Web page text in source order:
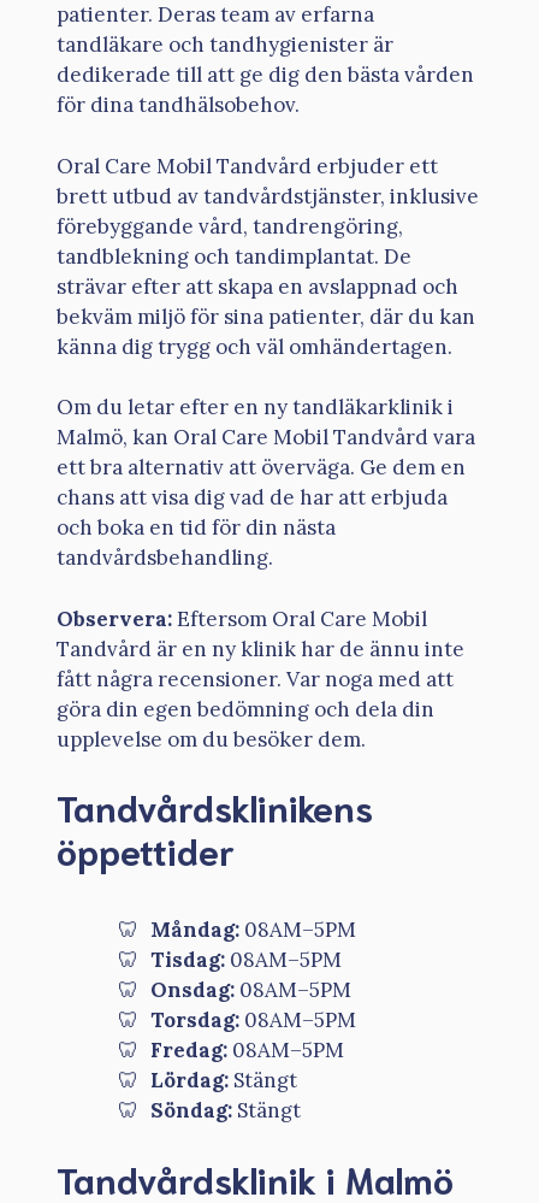
patienter. Deras team av erfarna
tandläkare och tandhygienister är
dedikerade till att ge dig den bästa vården
för dina tandhälsobehov.
Oral Care Mobil Tandvård erbjuder ett
brett utbud av tandvårdstjänster, inklusive
förebyggande vård, tandrengöring,
tandblekning och tandimplantat. De
strävar efter att skapa en avslappnad och
bekväm miljö för sina patienter, där du kan
känna dig trygg och väl omhändertagen.
Om du letar efter en ny tandläkarklinik i
Malmö, kan Oral Care Mobil Tandvård vara
ett bra alternativ att överväga. Ge dem en
chans att visa dig vad de har att erbjuda
och boka en tid för din nästa
tandvårdsbehandling.
Observera:Eftersom Oral Care Mobil
Tandvård är en ny klinik har de ännu inte
fått några recensioner. Var noga med att
göra din egen bedömning och dela din
upplevelse om du besöker dem.
Tandvårdsklinikens
öppettider
Måndag: 08AM–5PM
Tisdag: 08AM–5PM
Onsdag: 08AM–5PM
Torsdag: 08AM–5PM
Fredag: 08AM–5PM
Lördag: Stängt
Söndag: Stängt
Tandvårdsklinik i Malmö